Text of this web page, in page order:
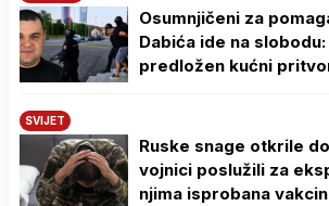
Osumnjičeni za
Dabića ide na
predložen kućni
SVIJET
Ruske snage otkrile
vojnici poslužili za
njima isprobana